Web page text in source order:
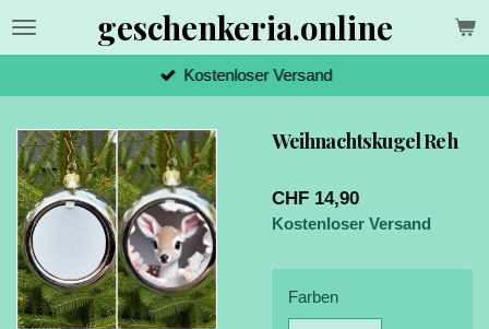
Zum
geschenkeria.online
Kostenloser Versand
Weihnachtskugel Reh
CHF 14,90
Kostenloser Versand
Farben